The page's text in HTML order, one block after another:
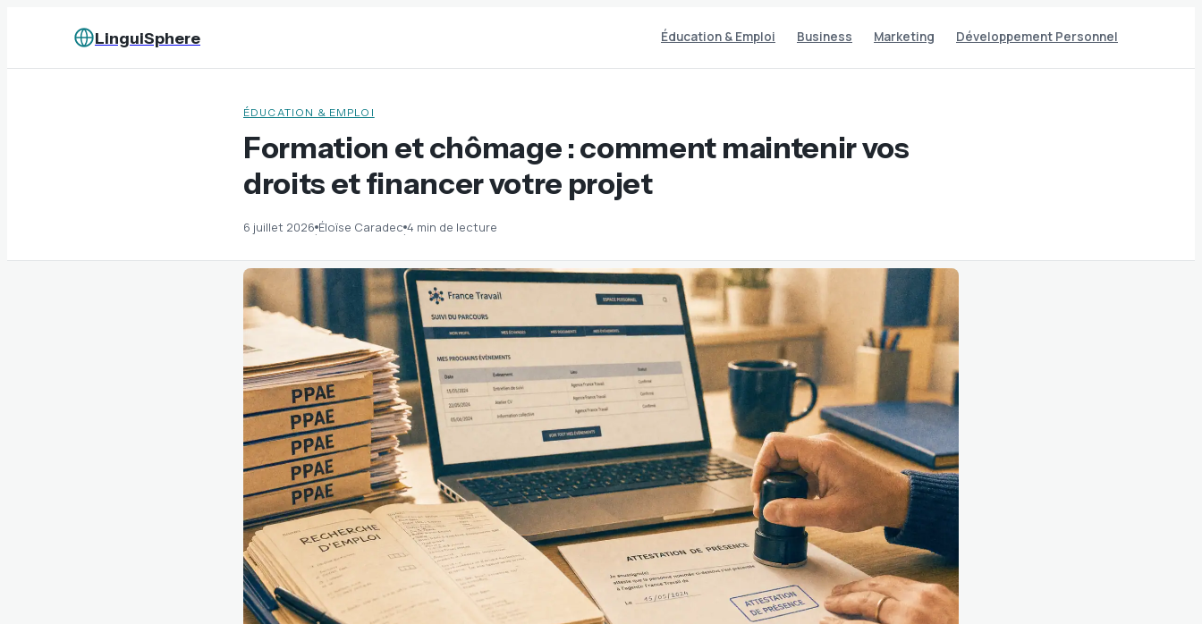
LinguiSphere Éducation & Emploi Business Marketing Développement Personnel
ÉDUCATION & EMPLOI
Formation et chômage : comment maintenir vos
droits et financer votre projet
6 juillet 2026·Éloïse Caradec·4 min de lecture